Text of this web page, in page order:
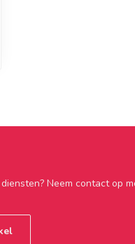
Neem contact op